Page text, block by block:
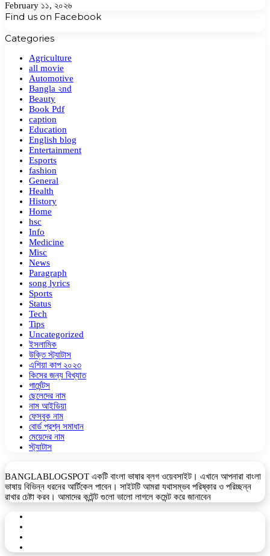
February ১১, ২০২৬
Find us on Facebook
Categories
Agriculture
all movie
Automotive
Bangla ২nd
Beauty
Book Pdf
caption
Education
English blog
Entertainment
Esports
fashion
General
Health
History
Home
hsc
Info
Medicine
Misc
News
Paragraph
song lyrics
Sports
Status
Tech
Tips
Uncategorized
ইসলামিক
উক্তি স্ট্যাটাস
এশিয়া কাপ ২০২৩
কিসের জন্য বিখ্যাত
গার্মেন্টস
ছেলেদের নাম
নাম আইডিয়া
ফেসবুক নাম
বোর্ড প্রশ্ন সমাধান
মেয়েদের নাম
স্ট্যাটাস
BANGLABLOGSPOT একটি বাংলা ভাষার ব্লগ ওয়েবসাইট। এখানে আপনারা বাংলা
ভাষায় বিভিন্ন ধরনের আর্টিকেল পাবেন। সাইটটি আমরা যথাসম্ভব পরিষ্কার ও পরিচ্ছন্ন
রাখার চেষ্টা করব। আমাদের কন্টেন্ট গুলো ভালো লাগলে কমেন্ট করে জানাবেন